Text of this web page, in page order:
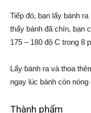
Tiếp đó, bạn lấy bánh
thấy bánh đã chín, bạn
175 – 180 độ C trong 8
Lấy bánh ra và thoa
ngay lúc bánh còn
Thành phẩm